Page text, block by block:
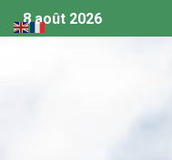
8 août 2026